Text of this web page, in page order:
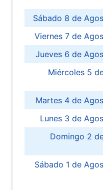
Sábado 8 de
Viernes 7 de
Jueves 6 de
Miércoles 5
Martes 4 de
Lunes 3 de
Domingo 2
Sábado 1 de